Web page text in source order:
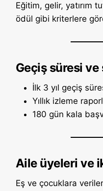
Eğitim, gelir, yatırım
ödül gibi kriterlere
Geçiş süresi
İlk 3 yıl geçiş
Yıllık izleme
180 gün kala
Aile üyeleri ve
Eş ve çocuklara